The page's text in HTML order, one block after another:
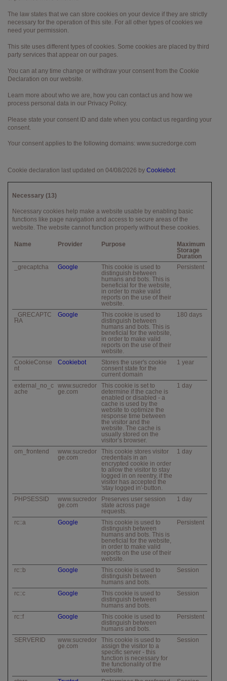
The law states that we can store cookies on your device if they are strictly
necessary for the operation of this site. For all other types of cookies we
need your permission.
This site uses different types of cookies. Some cookies are placed by third
party services that appear on our pages.
You can at any time change or withdraw your consent from the Cookie
Declaration on our website.
Learn more about who we are, how you can contact us and how we
process personal data in our Privacy Policy.
Please state your consent ID and date when you contact us regarding your
consent.
Your consent applies to the following domains: www.sucredorge.com
Cookie declaration last updated on 04/08/2026 by Cookiebot:
Necessary (13)
Necessary cookies help make a website usable by enabling basic
functions like page navigation and access to secure areas of the
website. The website cannot function properly without these cookies.
Name Provider Purpose
Maximum
Storage
Duration
_grecaptcha
Google
This cookie is used to
distinguish between
humans and bots. This is
beneficial for the website,
in order to make valid
reports on the use of their
website.
Persistent
_GRECAPTC
HA
Google
This cookie is used to
distinguish between
humans and bots. This is
beneficial for the website,
in order to make valid
reports on the use of their
website.
180 days
CookieConse
nt
Cookiebot
Stores the user's cookie
consent state for the
current domain
1 year
external_no_c
ache
www.sucredor
ge.com
This cookie is set to
determine if the cache is
enabled or disabled - a
cache is used by the
website to optimize the
response time between
the visitor and the
website. The cache is
usually stored on the
visitor’s browser.
1 day
om_frontend
www.sucredor
ge.com
This cookie stores visitor
credentials in an
encrypted cookie in order
to allow the visitor to stay
logged in on reentry, if the
visitor has accepted the
'stay logged in'-button.
1 day
PHPSESSID
www.sucredor
ge.com
Preserves user session
state across page
requests.
1 day
rc::a Google
This cookie is used to
distinguish between
humans and bots. This is
beneficial for the website,
in order to make valid
reports on the use of their
website.
Persistent
rc::b Google
This cookie is used to
distinguish between
humans and bots.
Session
rc::c Google
This cookie is used to
distinguish between
humans and bots.
Session
rc::f Google
This cookie is used to
distinguish between
humans and bots.
Persistent
SERVERID
www.sucredor
ge.com
This cookie is used to
assign the visitor to a
specific server - this
function is necessary for
the functionality of the
website.
Session